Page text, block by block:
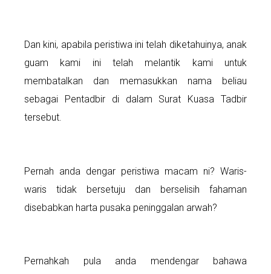
Dan kini, apabila peristiwa ini telah diketahuinya, anak
guam kami ini telah melantik kami untuk
membatalkan dan memasukkan nama beliau
sebagai Pentadbir di dalam Surat Kuasa Tadbir
tersebut.
Pernah anda dengar peristiwa macam ni? Waris-
waris tidak bersetuju dan berselisih fahaman
disebabkan harta pusaka peninggalan arwah?
Pernahkah pula anda mendengar bahawa